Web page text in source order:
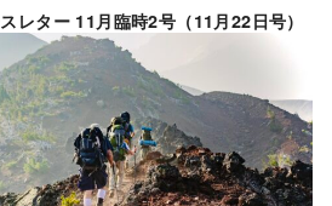
レター 11月臨時2号（11月22日号）